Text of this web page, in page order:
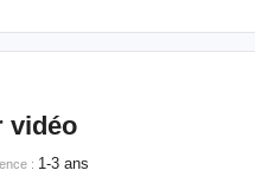
vidéo
: 1-3 ans